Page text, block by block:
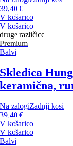
39,40 €
V košarico
V košarico
druge različice
Premium
Balvi
Skledica
keramična,
Na zalogiZadnji kosi
39,40 €
V košarico
V košarico
Balvi